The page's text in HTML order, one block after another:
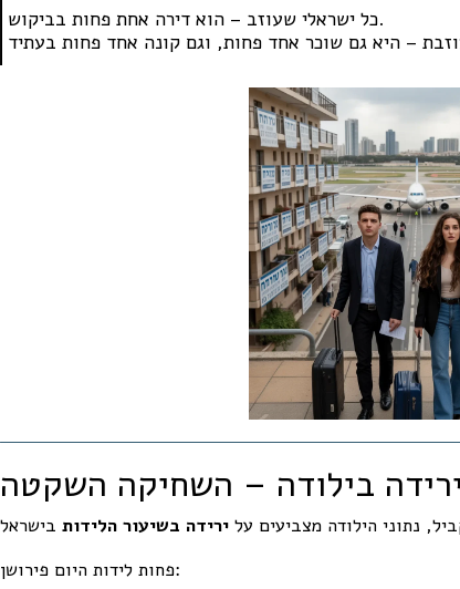
כל ישראלי שעוזב – הוא דירה אחת פחות בביקוש.
בילודה – השחיקה השקטה
נתוני הילודה מצביעים על ירידה בשיעור הלידות
פחות לידות היום פירושן: